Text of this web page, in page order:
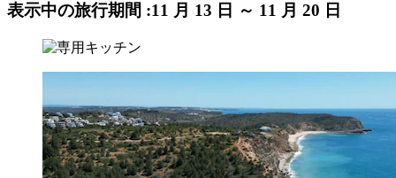
表示中の旅行期間 :11 月 13 日 ～ 11 月 20 日